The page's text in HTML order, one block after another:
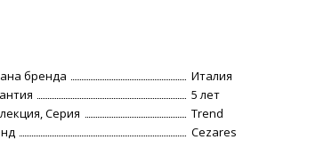
бренда
Италия
5 лет
Серия
Trend
Cezares